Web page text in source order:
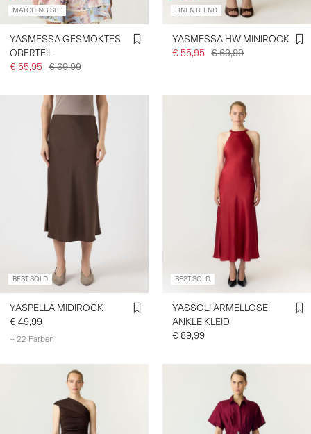
MATCHING SET
YASMESSA GESMOKTES
OBERTEIL
€ 55,95 € 69,99
LINEN BLEND
YASMESSA HW MINIROCK
€ 55,95 € 69,99
BEST SOLD
YASPELLA MIDIROCK
€ 49,99
+ 22 Farben
BEST SOLD
YASSOLI ÄRMELLOSE
ANKLE KLEID
€ 89,99